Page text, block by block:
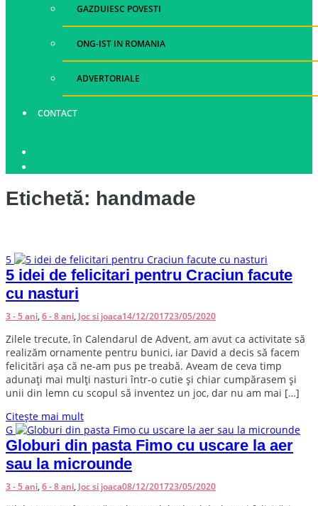
GAZDUIESC POVESTI
ONG-IST IN ROMANIA
ADVERTORIALE
CONTACT
Etichetă: handmade
5
5 idei de felicitari pentru Craciun facute
cu nasturi
3 - 5 ani,6 - 8 ani, Joc si joaca14/12/201723/05/2020
Zilele trecute, în Calendarul de Advent, am avut ca activitate să
realizăm ornamente pentru bunici, iar David a decis să facem
felicitări așa că ne-am pus pe treabă. Aveam de ceva timp
adunați mai mulți nasturi într-o cutie și chiar cumpărasem și
unii din lemn cu scopul să inventez un joc, dar nu am mai […]
Citește mai mult
G
Globuri din pasta Fimo cu uscare la aer
sau la microunde
3 - 5 ani,6 - 8 ani, Joc si joaca08/12/201723/05/2020